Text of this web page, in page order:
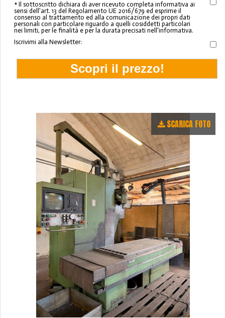
* Il sottoscritto dichiara di aver ricevuto completa informativa ai
sensi dell'art. 13 del Regolamento UE 2016/679 ed esprime il
consenso al trattamento ed alla comunicazione dei propri dati
personali con particolare riguardo a quelli cosiddetti particolari
nei limiti, per le finalità e per la durata precisati nell'informativa.
Iscrivimi alla Newsletter:
SCARICA FOTO